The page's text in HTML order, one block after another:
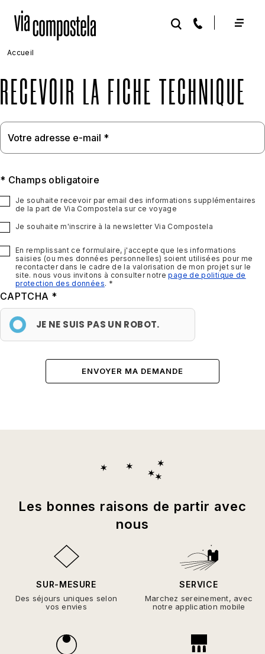
Accueil
RECEVOIR LA FICHE TECHNIQUE
* Champs obligatoire
Je souhaite recevoir par email des informations supplémentaires
de la part de Via Compostela sur ce voyage
Je souhaite m'inscrire à la newsletter Via Compostela
En remplissant ce formulaire, j'accepte que les informations
saisies (ou mes données personnelles) soient utilisées pour me
recontacter dans le cadre de la valorisation de mon projet sur le
site. nous vous invitons à consulter notrepage de politique de
protection des données.
CAPTCHA
JE NE SUIS PAS UN ROBOT.
Les bonnes raisons de partir avec
nous
SUR-MESURE
Des séjours uniques selon
vos envies
SERVICE
Marchez sereinement, avec
notre application mobile